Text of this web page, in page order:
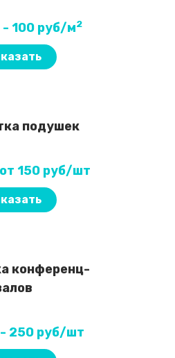
- 100 руб/м2
подушек
150 руб/шт
конференц-
- 250 руб/шт